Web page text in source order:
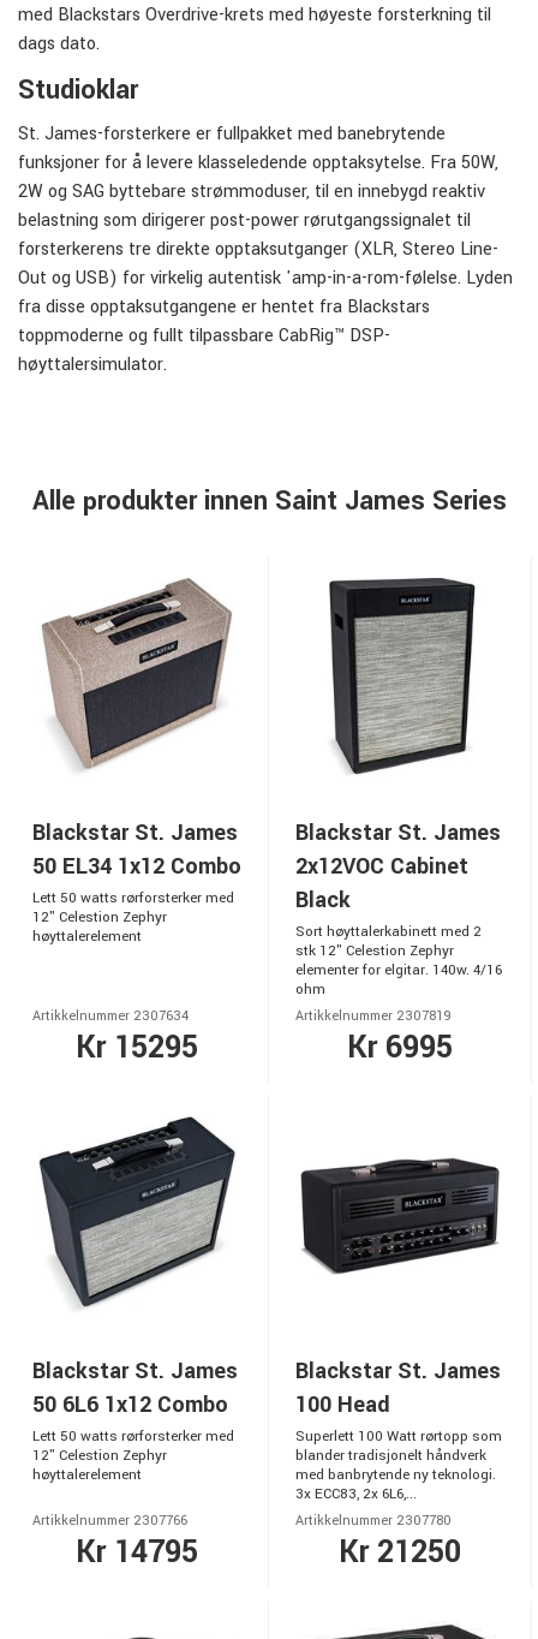
med Blackstars Overdrive-krets med høyeste forsterkning til
dags dato.
Studioklar
St. James-forsterkere er fullpakket med banebrytende
funksjoner for å levere klasseledende opptaksytelse. Fra 50W,
2W og SAG byttebare strømmoduser, til en innebygd reaktiv
belastning som dirigerer post-power rørutgangssignalet til
forsterkerens tre direkte opptaksutganger (XLR, Stereo Line-
Out og USB) for virkelig autentisk 'amp-in-a-rom-følelse. Lyden
fra disse opptaksutgangene er hentet fra Blackstars
toppmoderne og fullt tilpassbare CabRig™ DSP-
høyttalersimulator.
Alle produkter innen Saint James Series
Blackstar St. James
50 EL34 1x12 Combo
Lett 50 watts rørforsterker med
12" Celestion Zephyr
høyttalerelement
Artikkelnummer 2307634
Kr 15295
Blackstar St. James
2x12VOC Cabinet
Black
Sort høyttalerkabinett med 2
stk 12" Celestion Zephyr
elementer for elgitar. 140w. 4/16
ohm
Artikkelnummer 2307819
Kr 6995
Blackstar St. James
50 6L6 1x12 Combo
Lett 50 watts rørforsterker med
12" Celestion Zephyr
høyttalerelement
Artikkelnummer 2307766
Kr 14795
Blackstar St. James
100 Head
Superlett 100 Watt rørtopp som
blander tradisjonelt håndverk
med banbrytende ny teknologi.
3x ECC83, 2x 6L6,...
Artikkelnummer 2307780
Kr 21250